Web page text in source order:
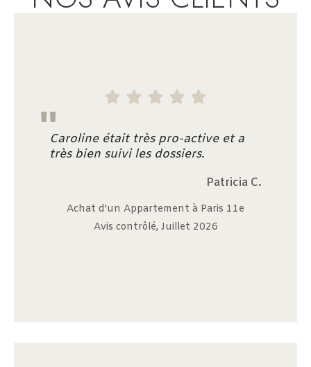
    
"Caroline était très pro-active et a
très bien suivi les dossiers.
Patricia C.
Achat d'un Appartement à Paris 11e
Avis contrôlé, Juillet 2026